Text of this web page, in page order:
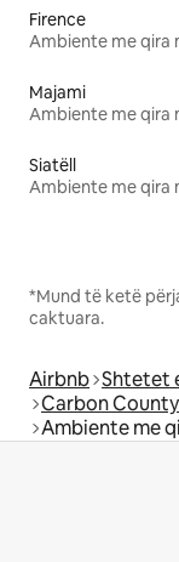
Firence
Ambiente me qira
Majami
Ambiente me qira
Siatëll
Ambiente me qira
*Mund të ketë
caktuara.
Airbnb Shtetet
Carbon County
Ambiente me